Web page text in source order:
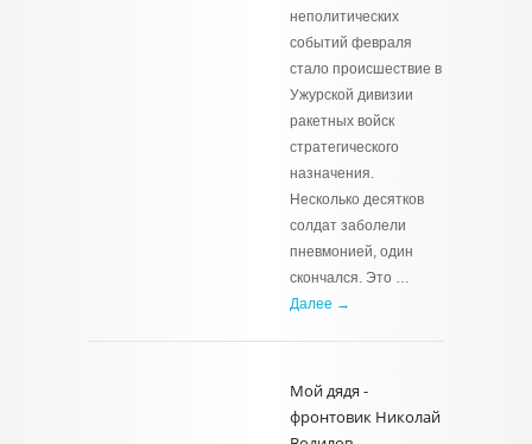
неполитических
событий февраля
стало происшествие в
Ужурской дивизии
ракетных войск
стратегического
назначения.
Несколько десятков
солдат заболели
пневмонией, один
скончался. Это …
Далее →
Мой дядя -
фронтовик Николай